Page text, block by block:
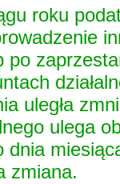
roku
po
uległa
ulega
dnia
zmiana.